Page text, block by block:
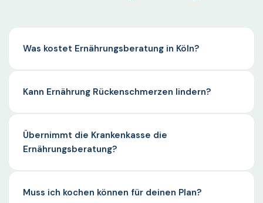
Was kostet Ernährungsberatung in Köln?
Kann Ernährung Rückenschmerzen lindern?
Übernimmt die Krankenkasse die
Ernährungsberatung?
Muss ich kochen können für deinen Plan?